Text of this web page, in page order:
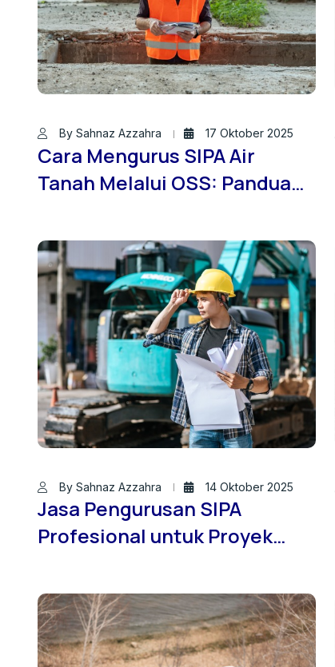
By Sahnaz Azzahra 17 Oktober 2025
Cara Mengurus SIPA Air
Tanah Melalui OSS: Panduan
dan Kontraktor
By Sahnaz Azzahra 14 Oktober 2025
Jasa Pengurusan SIPA
Profesional untuk Proyek
JASASONDIRTANAH.ID